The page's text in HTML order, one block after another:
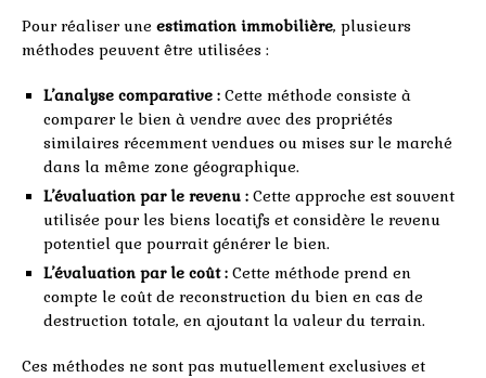
Pour réaliser une estimation immobilière, plusieurs
méthodes peuvent être utilisées :
L’analyse comparative : Cette méthode consiste à
comparer le bien à vendre avec des propriétés
similaires récemment vendues ou mises sur le marché
dans la même zone géographique.
L’évaluation par le revenu : Cette approche est souvent
utilisée pour les biens locatifs et considère le revenu
potentiel que pourrait générer le bien.
L’évaluation par le coût : Cette méthode prend en
compte le coût de reconstruction du bien en cas de
destruction totale, en ajoutant la valeur du terrain.
Ces méthodes ne sont pas mutuellement exclusives et